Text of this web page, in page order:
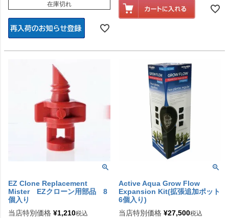
在庫切れ
EZ Clone Replacement
Mister EZクローン用部品 8
個入り
当店特別価格 ¥1,210税込
Active Aqua Grow Flow
Expansion Kit(拡張追加ポット
6個入り)
当店特別価格 ¥27,500税込